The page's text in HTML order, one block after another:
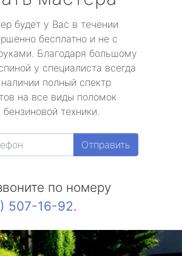
будет у Вас в течении
бесплатно и не с
Благодаря большому
у специалиста всегда
полный спектр
на все виды поломок
техники.
Отправить
по номеру
507-16-92.